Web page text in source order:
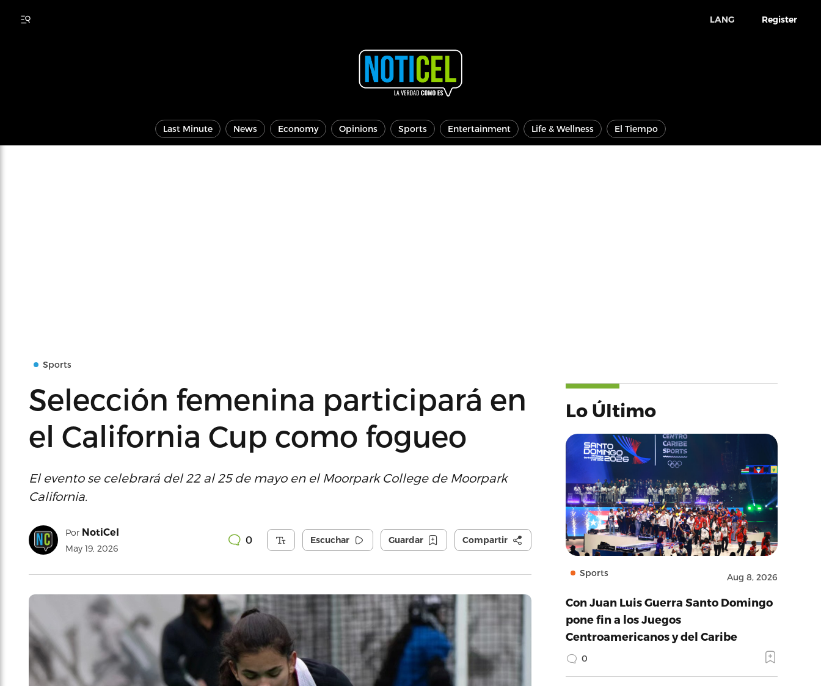
LANG Register
Last Minute News Economy Opinions Sports Entertainment Life & Wellness El Tiempo
Sports
Selección femenina participará en
el California Cup como fogueo
El evento se celebrará del 22 al 25 de mayo en el Moorpark College de Moorpark
California.
Por NotiCel
May 19, 2026
0 Escuchar Guardar Compartir
Lo Último
Sports Aug 8, 2026
Con Juan Luis Guerra Santo Domingo
pone fin a los Juegos
Centroamericanos y del Caribe
0